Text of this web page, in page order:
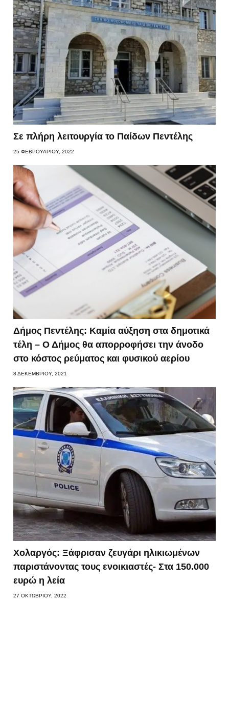
Σε πλήρη λειτουργία το Παίδων Πεντέλης
25 ΦΕΒΡΟΥΑΡΊΟΥ, 2022
Δήμος Πεντέλης: Καμία αύξηση στα δημοτικά
τέλη – Ο Δήμος θα απορροφήσει την άνοδο
στο κόστος ρεύματος και φυσικού αερίου
8 ΔΕΚΕΜΒΡΊΟΥ, 2021
Χολαργός: Ξάφρισαν ζευγάρι ηλικιωμένων
παριστάνοντας τους ενοικιαστές- Στα 150.000
ευρώ η λεία
27 ΟΚΤΩΒΡΊΟΥ, 2022